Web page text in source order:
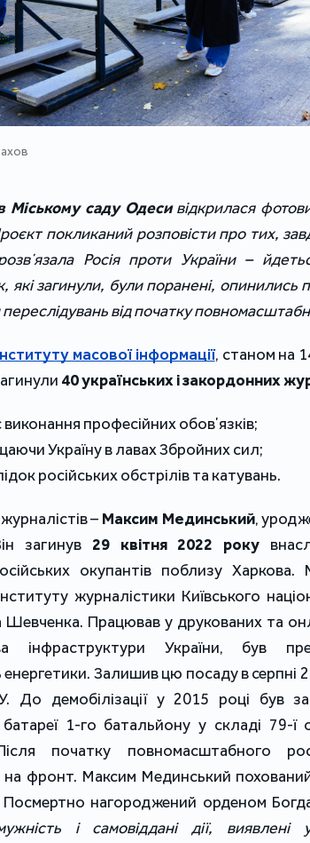
Міському саду Одесивідкрилася
покликаний розповісти про тих,
Росія проти України –
які загинули, були поранені, опинились
від початку
масової інформації, станом на
40 українських і закордонних
виконання професійних обовʼязків;
Україну в лавах Збройних сил;
російських обстрілів та катувань.
– Максим Мединський,
загинув 29 квітня 2022 року
окупантів поблизу
журналістики Київського
Шевченка. Працював у друкованих та
інфраструктури України, був
Залишив цю посаду в серпні
До демобілізації у 2015 році був
батареї 1-го батальйону у складі 79-ї
початку повномасштабного
на фронт. Максим Мединський
нагороджений орденом
і самовіддані дії, виявлені